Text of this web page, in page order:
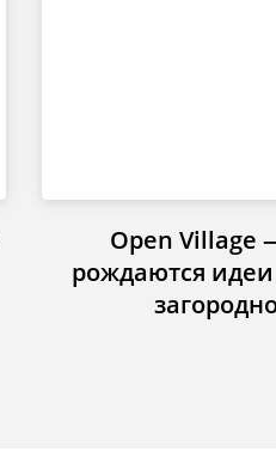
Open Village
рождаются